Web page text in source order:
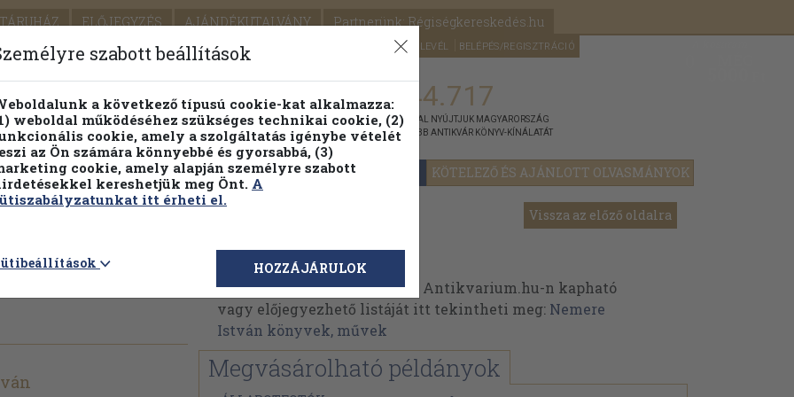
ELŐJEGYZÉS AJÁNDÉKUTALVÁNY Partnerünk: Régiségkereskedés.hu
SEGÍTSÉG HÍRLEVÉL BELÉPÉS/REGISZTRÁCIÓ
PILLANATNYI ÁRAINK FENNTARTHATÓ OLVASMÁNYOK KÖTELEZŐ ÉS AJÁNLOTT OLVASMÁNYOK
Részletes kereső Témaköri fa 1.144.717
KIADVÁNNYAL NYÚJTJUK MAGYARORSZÁG
LEGNAGYOBB ANTIKVÁR KÖNYV-KÍNÁLATÁT
Vissza az előző oldalra
(aláírt
Nemere István
Nemere István műveinek az Antikvarium.hu-n kapható
vagy előjegyezhető listáját itt tekintheti meg: Nemere
István könyvek, művek
Megvásárolható példányok
szabott beállítások
a következő típusú cookie-kat alkalmazza:
weboldal működéséhez szükséges technikai cookie, (2)
cookie, amely a szolgáltatás igénybe vételét
az Ön számára könnyebbé és gyorsabbá, (3)
cookie, amely alapján személyre szabott
kereshetjük meg Önt. A
itt érheti el.
HOZZÁJÁRULOK